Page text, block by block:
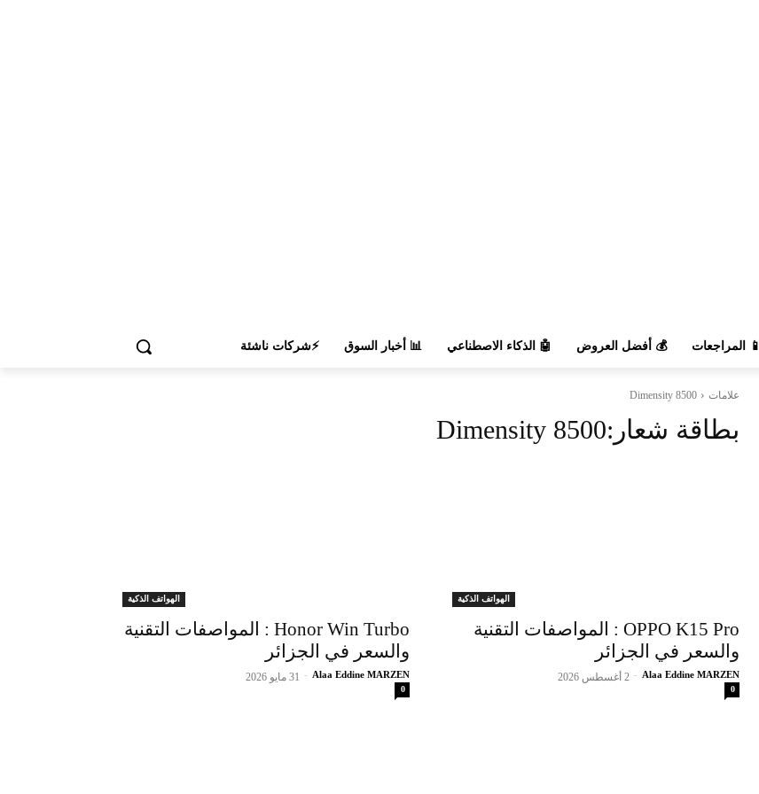
📱 المراجعات 💰 أفضل العروض 🤖 الذكاء الاصطناعي 📊 أخبار السوق ⚡شركات ناشئة
علامات Dimensity 8500
بطاقة شعار:Dimensity 8500
الهواتف الذكية
OPPO K15 Pro : المواصفات التقنية
والسعر في الجزائر
Alaa Eddine MARZEN
- 2 أغسطس 2026
0
الهواتف الذكية
Honor Win Turbo : المواصفات التقنية
والسعر في الجزائر
Alaa Eddine MARZEN
- 31 مايو 2026
0